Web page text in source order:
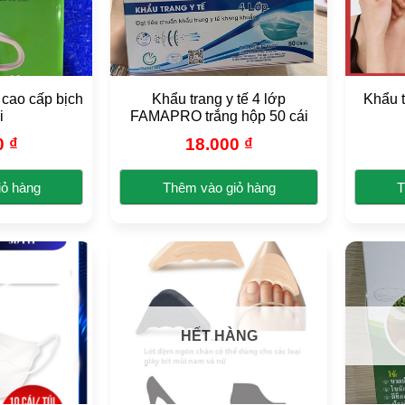
thể.
Các
tùy
chọn
có
thể
được
trang
phẩm
cấp bịch
₫
hàng
Khẩu trang y tế 4 lớp
FAMAPRO trắng hộp 50 cái
18.000 ₫
Thêm vào giỏ hàng
Khẩu
HẾT HÀNG